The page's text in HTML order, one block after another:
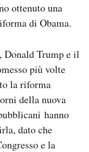
ottenuto una
di Obama.
Donald Trump e il
più volte
la riforma
della nuova
hanno
dato che
e la